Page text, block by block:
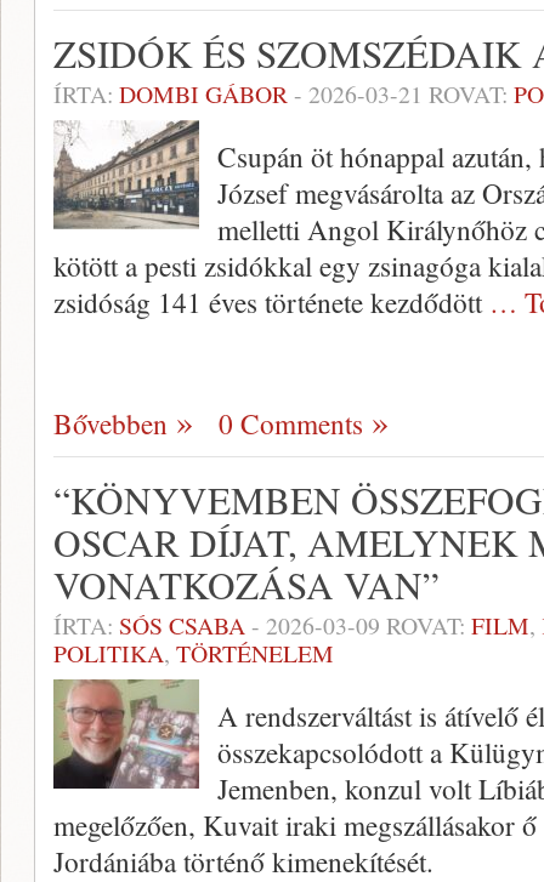
ZSIDÓK ÉS
ÍRTA: DOMBI GÁBOR- 2026-03-21 ROVAT:
Csupán öt hónappal
József megvásárolta az
melletti Angol Királynőhöz
kötött a pesti zsidókkal egy zsinagóga
zsidóság 141 éves története kezdődött …
Bővebben 0 Comments
“KÖNYVEMBEN
OSCAR DÍJAT, AMELYNEK
VONATKOZÁSA VAN”
ÍRTA: SÓS CSABA- 2026-03-09 ROVAT: FILM,
POLITIKA, TÖRTÉNELEM
A rendszerváltást is átívelő
összekapcsolódott a
Jemenben, konzul volt
megelőzően, Kuvait iraki megszállásakor
Jordániába történő kimenekítését.